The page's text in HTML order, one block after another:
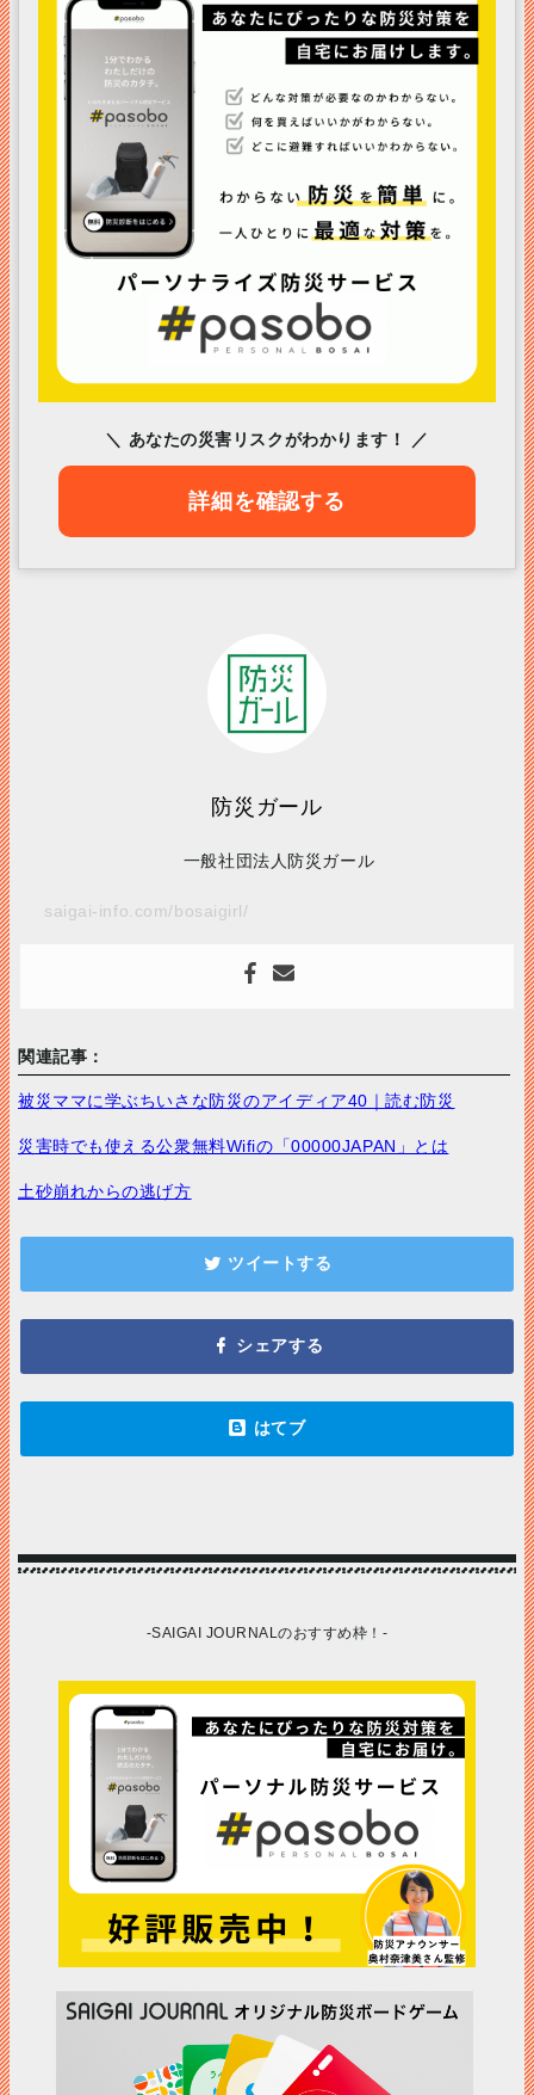
＼ あなたの災害リスクがわかります！ ／
詳細を確認する
防災ガール
一般社団法人防災ガール
saigai-info.com/bosaigirl/
関連記事：
被災ママに学ぶちいさな防災のアイディア40｜読む防災
災害時でも使える公衆無料Wifiの「00000JAPAN」とは
土砂崩れからの逃げ方
-SAIGAI JOURNALのおすすめ枠！-